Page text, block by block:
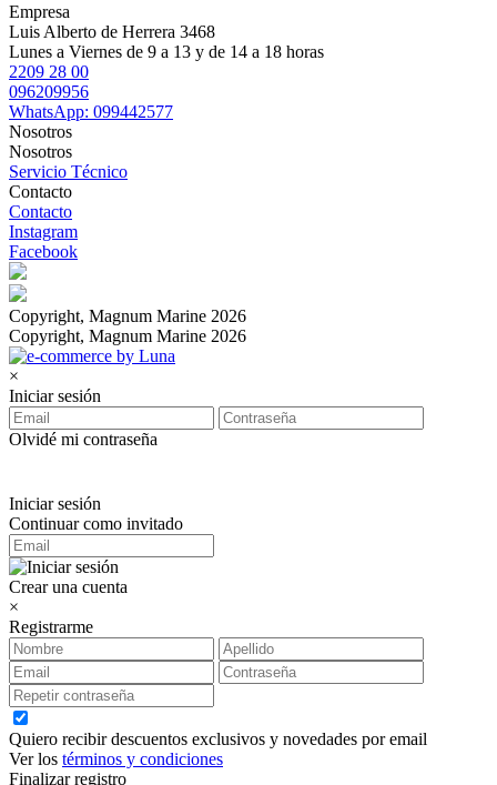
Empresa
Luis Alberto de Herrera 3468
Lunes a Viernes de 9 a 13 y de 14 a 18 horas
2209 28 00
096209956
WhatsApp: 099442577
Nosotros
Nosotros
Servicio Técnico
Contacto
Contacto
Instagram
Facebook
Copyright, Magnum Marine 2026
Copyright, Magnum Marine 2026
×
Iniciar sesión
Olvidé mi contraseña
Iniciar sesión
Continuar como invitado
Crear una cuenta
×
Registrarme
Quiero recibir descuentos exclusivos y novedades por email
Ver los términos y condiciones
Finalizar registro